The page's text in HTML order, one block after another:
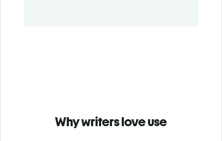
Why writers love use